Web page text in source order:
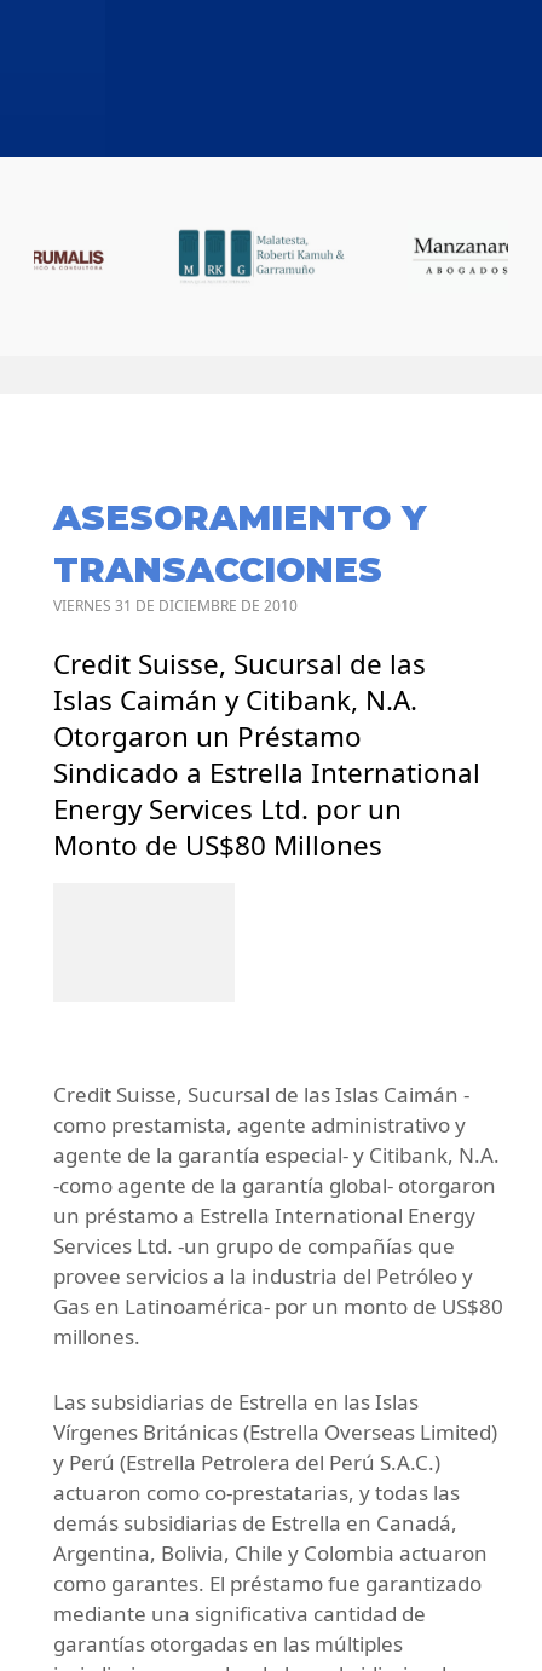
ASESORAMIENTO Y
TRANSACCIONES
VIERNES 31 DE DICIEMBRE DE 2010
Credit Suisse, Sucursal de las
Islas Caimán y Citibank, N.A.
Otorgaron un Préstamo
Sindicado a Estrella International
Energy Services Ltd. por un
Monto de US$80 Millones
Credit Suisse, Sucursal de las Islas Caimán -
como prestamista, agente administrativo y
agente de la garantía especial- y Citibank, N.A.
-como agente de la garantía global- otorgaron
un préstamo a Estrella International Energy
Services Ltd. -un grupo de compañías que
provee servicios a la industria del Petróleo y
Gas en Latinoamérica- por un monto de US$80
millones.
Las subsidiarias de Estrella en las Islas
Vírgenes Británicas (Estrella Overseas Limited)
y Perú (Estrella Petrolera del Perú S.A.C.)
actuaron como co-prestatarias, y todas las
demás subsidiarias de Estrella en Canadá,
Argentina, Bolivia, Chile y Colombia actuaron
como garantes. El préstamo fue garantizado
mediante una significativa cantidad de
garantías otorgadas en las múltiples